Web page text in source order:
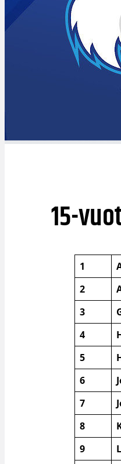
15-
1
2
3
4
5
6
7
8
9